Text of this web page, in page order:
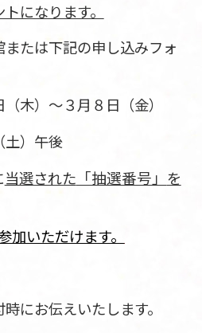
になります。
たは下記の申し込みフォ
木）～３月８日（金）
土）午後
当選された 「抽選番号」 を
加いただけます。
にお伝えいたします。